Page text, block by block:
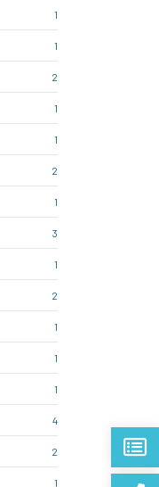
1
1
2
1
1
2
1
3
1
2
1
1
1
4
2
1